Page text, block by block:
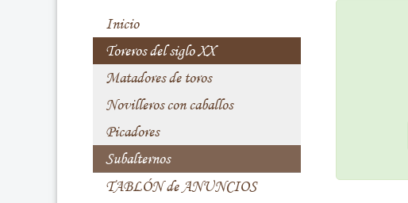
Inicio
Toreros del siglo XX
Matadores de toros
Novilleros con caballos
Picadores
Subalternos
TABLÓN de ANUNCIOS